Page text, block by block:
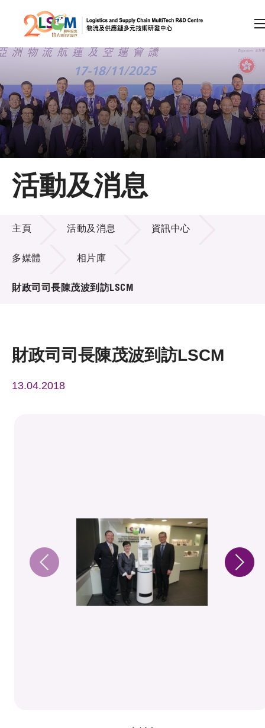
跳到內容（按回車鍵）
會員登入
A A EN 繁 简
主頁
關於LSCM
技術商品化
項目及資助計劃
活動及消息
活動及消息
主頁 活動及消息 資訊中心
多媒體 相片庫
財政司司長陳茂波到訪LSCM
財政司司長陳茂波到訪LSCM
13.04.2018